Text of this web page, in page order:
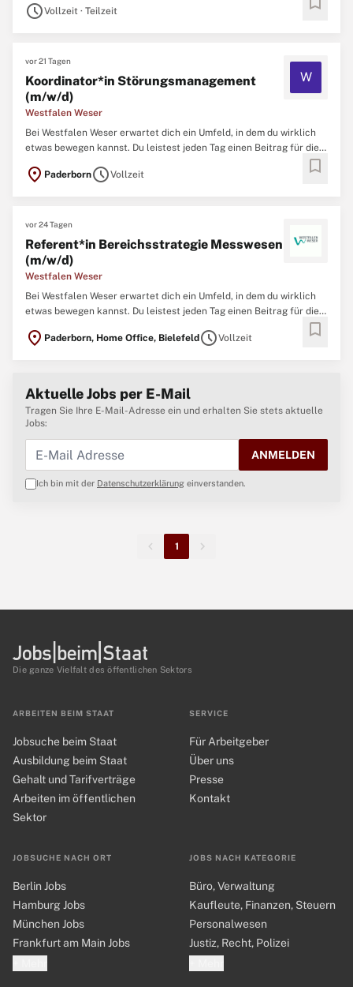
Ostwestfalen- Lippe und im Weserbergland zuverlässig mit Energie
...
scheduleVollzeit · Teilzeit
vor 21 Tagen
Koordinator*in Störungsmanagement
(m/w/d)
Westfalen Weser
W
Bei Westfalen Weser erwartet dich ein Umfeld, in dem du wirklich
etwas bewegen kannst. Du leistest jeden Tag einen Beitrag für die
Kolleg*innen dafür, dass Menschen und Kommunen in
location_on PaderbornscheduleVollzeit bookmark
vor 24 Tagen
Referent*in Bereichsstrategie Messwesen
(m/w/d)
Westfalen Weser
Bei Westfalen Weser erwartet dich ein Umfeld, in dem du wirklich
etwas bewegen kannst. Du leistest jeden Tag einen Beitrag für die
Kolleg*innen dafür, dass Menschen und Kommunen in
location_on Paderborn, Home Office, Bielefeld scheduleVollzeit bookmark
Aktuelle Jobs per E-Mail
Tragen Sie Ihre E-Mail-Adresse ein und erhalten Sie stets aktuelle
Jobs:
ANMELDEN
Ich bin mit der Datenschutzerklärung einverstanden.
1
Die ganze Vielfalt des öffentlichen Sektors
ARBEITEN BEIM STAAT
Jobsuche beim Staat
Ausbildung beim Staat
Gehalt und Tarifverträge
Arbeiten im öffentlichen
Sektor
JOBSUCHE NACH ORT
Berlin Jobs
Hamburg Jobs
München Jobs
Frankfurt am Main Jobs
JOBS NACH KATEGORIE
Büro, Verwaltung
Kaufleute, Finanzen, Steuern
Personalwesen
Justiz, Recht, Polizei
SERVICE
Für Arbeitgeber
Über uns
Presse
Kontakt